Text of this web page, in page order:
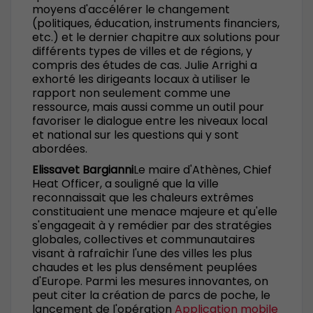
moyens d'accélérer le changement
(politiques, éducation, instruments financiers,
etc.) et le dernier chapitre aux solutions pour
différents types de villes et de régions, y
compris des études de cas. Julie Arrighi a
exhorté les dirigeants locaux à utiliser le
rapport non seulement comme une
ressource, mais aussi comme un outil pour
favoriser le dialogue entre les niveaux local
et national sur les questions qui y sont
abordées.
Elissavet BargianniLe maire d'Athènes, Chief
Heat Officer, a souligné que la ville
reconnaissait que les chaleurs extrêmes
constituaient une menace majeure et qu'elle
s'engageait à y remédier par des stratégies
globales, collectives et communautaires
visant à rafraîchir l'une des villes les plus
chaudes et les plus densément peuplées
d'Europe. Parmi les mesures innovantes, on
peut citer la création de parcs de poche, le
lancement de l'opération Application mobile